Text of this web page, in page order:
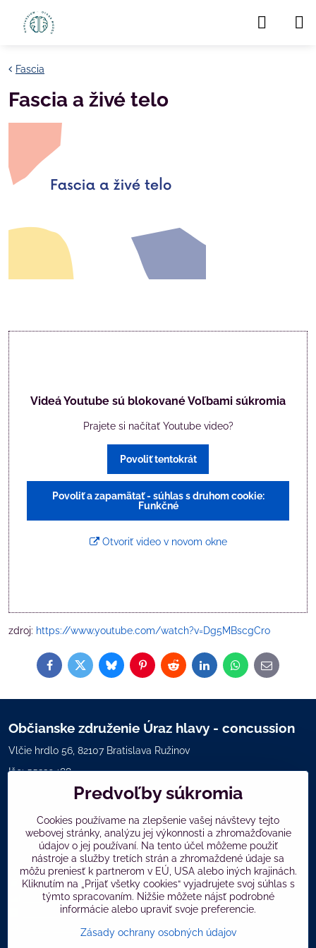
Fascia
Fascia a živé telo
Videá Youtube sú blokované Voľbami súkromia
Prajete si načítať Youtube video?
Povoliť tentokrát
Povoliť a zapamätať - súhlas s druhom cookie:
Funkčné
Otvoriť video v novom okne
zdroj: https://www.youtube.com/watch?v=Dg5MBscgCro
FacebookTwitterBlueskyPinterestRedditLinkedInWhatsApp
E-
mail
Občianske združenie Úraz hlavy - concussion
Vlčie hrdlo 56, 82107 Bratislava Ružinov
Ičo: 55230488
Kontakt: Maria Malaníková
+421940988110
info@concussion-otras-mozgu.com
Užitočné odkazy
Knižnica
Galéria
Aktuality
Články a webináre
Predvoľby súkromia
Cookies používame na zlepšenie vašej návštevy tejto
webovej stránky, analýzu jej výkonnosti a zhromažďovanie
údajov o jej používaní. Na tento účel môžeme použiť
nástroje a služby tretích strán a zhromaždené údaje sa
môžu preniesť k partnerom v EÚ, USA alebo iných krajinách.
Kliknutím na „Prijať všetky cookies“ vyjadrujete svoj súhlas s
týmto spracovaním. Nižšie môžete nájsť podrobné
informácie alebo upraviť svoje preferencie.
Zásady ochrany osobných údajov